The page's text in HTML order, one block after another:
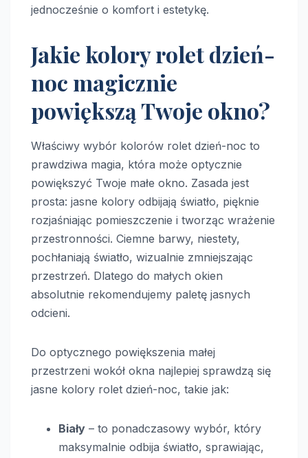
jednocześnie o komfort i estetykę.
Jakie kolory rolet dzień-
noc magicznie
powiększą Twoje okno?
Właściwy wybór kolorów rolet dzień-noc to
prawdziwa magia, która może optycznie
powiększyć Twoje małe okno. Zasada jest
prosta: jasne kolory odbijają światło, pięknie
rozjaśniając pomieszczenie i tworząc wrażenie
przestronności. Ciemne barwy, niestety,
pochłaniają światło, wizualnie zmniejszając
przestrzeń. Dlatego do małych okien
absolutnie rekomendujemy paletę jasnych
odcieni.
Do optycznego powiększenia małej
przestrzeni wokół okna najlepiej sprawdzą się
jasne kolory rolet dzień-noc, takie jak:
Biały – to ponadczasowy wybór, który
maksymalnie odbija światło, sprawiając,